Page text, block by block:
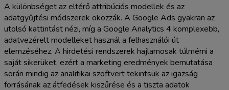
A különbséget az eltérő attribúciós modellek és az
adatgyűjtési módszerek okozzák. A Google Ads gyakran az
utolsó kattintást nézi, míg a Google Analytics 4 komplexebb,
adatvezérelt modelleket használ a felhasználói út
elemzéséhez. A hirdetési rendszerek hajlamosak túlmérni a
saját sikerüket, ezért a marketing eredmények bemutatása
során mindig az analitikai szoftvert tekintsük az igazság
forrásának az átfedések kiszűrése és a tiszta adatok